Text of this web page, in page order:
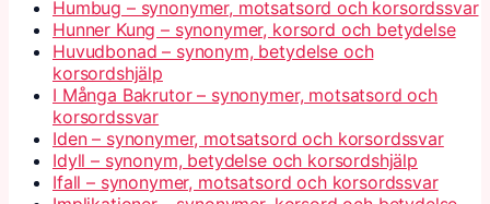
Humbug – synonymer, motsatsord och korsordssvar
Hunner Kung – synonymer, korsord och betydelse
Huvudbonad – synonym, betydelse och
korsordshjälp
I Många Bakrutor – synonymer, motsatsord och
korsordssvar
Iden – synonymer, motsatsord och korsordssvar
Idyll – synonym, betydelse och korsordshjälp
Ifall – synonymer, motsatsord och korsordssvar